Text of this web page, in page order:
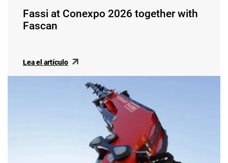
Fassi at Conexpo 2026 together with
Fascan
Lea el artículo